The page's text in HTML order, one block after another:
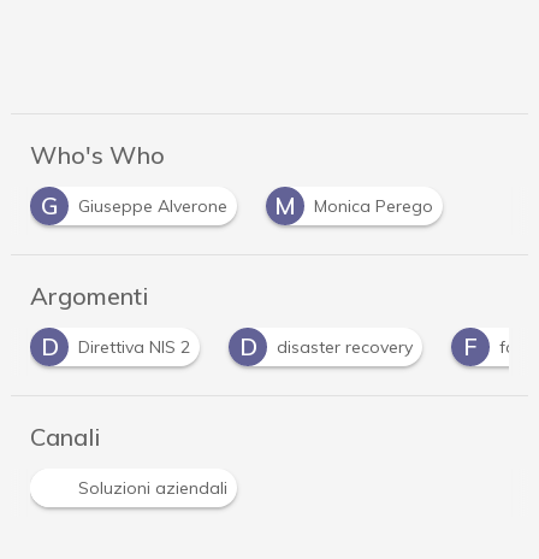
Who's Who
G
Giuseppe Alverone M Monica Perego
Argomenti
D
Direttiva NIS 2 D disaster recovery F
Canali
Soluzioni aziendali